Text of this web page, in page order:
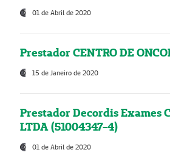
01 de Abril de 2020
Prestador CENTRO DE
15 de Janeiro de 2020
Prestador Decordis Exames
LTDA (51004347-4)
01 de Abril de 2020